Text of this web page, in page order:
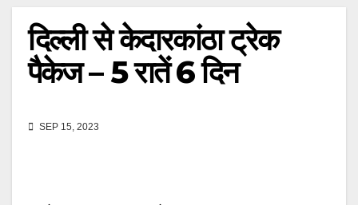
दिल्ली से केदारकांठा ट्रेक
पैकेज – 5 रातें 6 दिन
SEP 15, 2023